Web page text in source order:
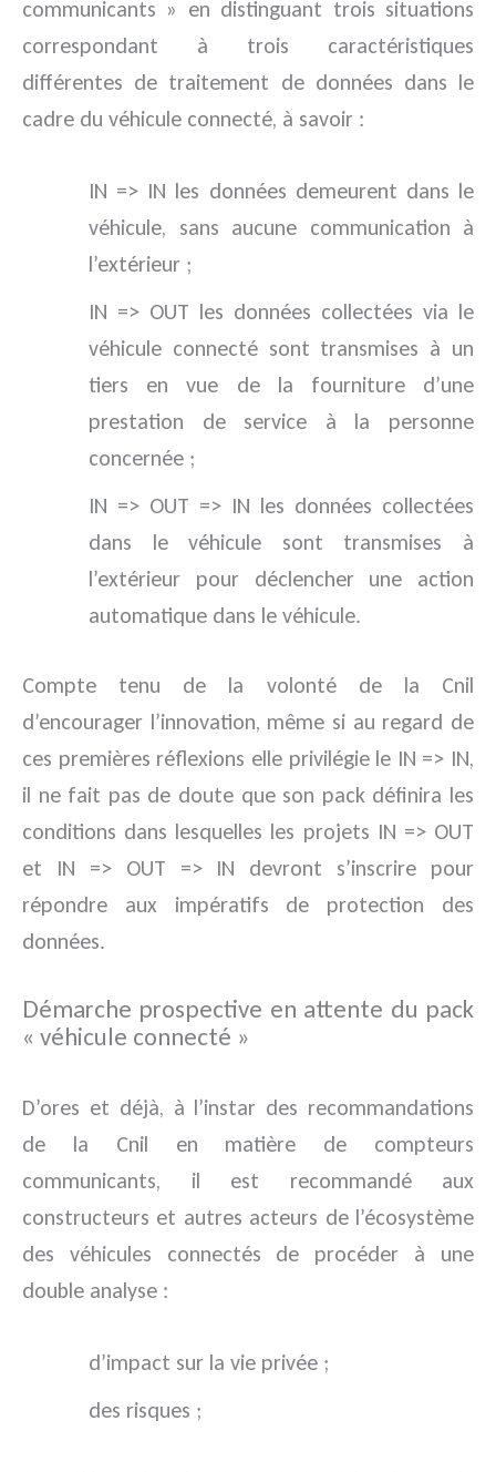
communicants » en distinguant trois situations
correspondant à trois caractéristiques
différentes de traitement de données dans le
cadre du véhicule connecté, à savoir :
IN => IN les données demeurent dans le
véhicule, sans aucune communication à
l’extérieur ;
IN => OUT les données collectées via le
véhicule connecté sont transmises à un
tiers en vue de la fourniture d’une
prestation de service à la personne
concernée ;
IN => OUT => IN les données collectées
dans le véhicule sont transmises à
l’extérieur pour déclencher une action
automatique dans le véhicule.
Compte tenu de la volonté de la Cnil
d’encourager l’innovation, même si au regard de
ces premières réflexions elle privilégie le IN => IN,
il ne fait pas de doute que son pack définira les
conditions dans lesquelles les projets IN => OUT
et IN => OUT => IN devront s’inscrire pour
répondre aux impératifs de protection des
données.
Démarche prospective en attente du pack
« véhicule connecté »
D’ores et déjà, à l’instar des recommandations
de la Cnil en matière de compteurs
communicants, il est recommandé aux
constructeurs et autres acteurs de l’écosystème
des véhicules connectés de procéder à une
double analyse :
d’impact sur la vie privée ;
des risques ;